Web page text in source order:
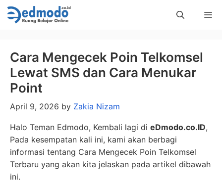
Skip
to
Cara Mengecek Poin Telkomsel
Lewat SMS dan Cara Menukar
Point
April 9, 2026 by Zakia Nizam
Halo Teman Edmodo, Kembali lagi di eDmodo.co.ID,
Pada kesempatan kali ini, kami akan berbagi
informasi tentang Cara Mengecek Poin Telkomsel
Terbaru yang akan kita jelaskan pada artikel dibawah
ini.